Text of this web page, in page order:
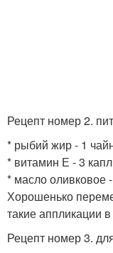
Рецепт номер 2.
* рыбий жир - 1
* витамин Е - 3
* масло оливковое
Хорошенько
такие аппликации
Рецепт номер 3.